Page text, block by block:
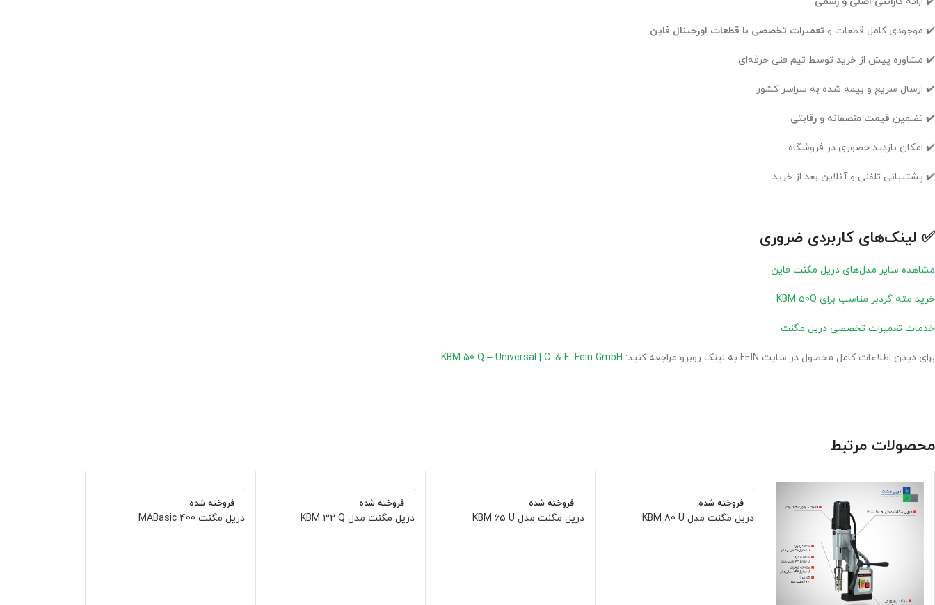
✔️ موجودی کامل قطعات و تعمیرات تخصصی با قطعات اورجینال فاین
✔️ مشاوره پیش از خرید توسط تیم فنی حرفه‌ای
✔️ ارسال سریع و بیمه‌ شده به سراسر کشور
✔️ تضمین قیمت منصفانه و رقابتی
✔️ امکان بازدید حضوری در فروشگاه
✔️ پشتیبانی تلفنی و آنلاین بعد از خرید
✅ لینک‌های کاربردی ضروری
مشاهده سایر مدل‌های دریل مگنت فاین
خرید مته گردبر مناسب برای KBM 50Q
خدمات تعمیرات تخصصی دریل مگنت
برای دیدن اطلاعات کامل محصول در سایت FEIN به لینک روبرو مراجعه کنید: KBM 50 Q – Universal | C. & E. Fein GmbH
محصولات مرتبط
فروخته شده
دریل مگنت مدل KBM 80 U
فروخته شده
دریل مگنت مدل KBM 65 U
فروخته شده
دریل مگنت مدل KBM 32 Q
فروخته شده
دریل مگنت MABasic 400